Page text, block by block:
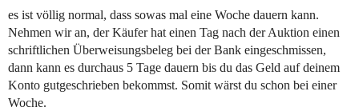
es ist völlig normal, dass sowas mal eine Woche dauern kann.
Nehmen wir an, der Käufer hat einen Tag nach der Auktion einen
schriftlichen Überweisungsbeleg bei der Bank eingeschmissen,
dann kann es durchaus 5 Tage dauern bis du das Geld auf deinem
Konto gutgeschrieben bekommst. Somit wärst du schon bei einer
Woche.